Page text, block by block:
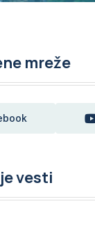
mreže
vesti